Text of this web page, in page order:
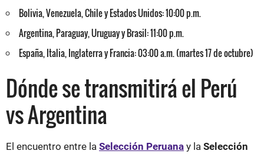
Bolivia, Venezuela, Chile y Estados Unidos: 10:00 p.m.
Argentina, Paraguay, Uruguay y Brasil: 11:00 p.m.
España, Italia, Inglaterra y Francia: 03:00 a.m. (martes 17 de octubre)
Dónde se transmitirá el Perú
vs Argentina
El encuentro entre la Selección Peruana y la Selección